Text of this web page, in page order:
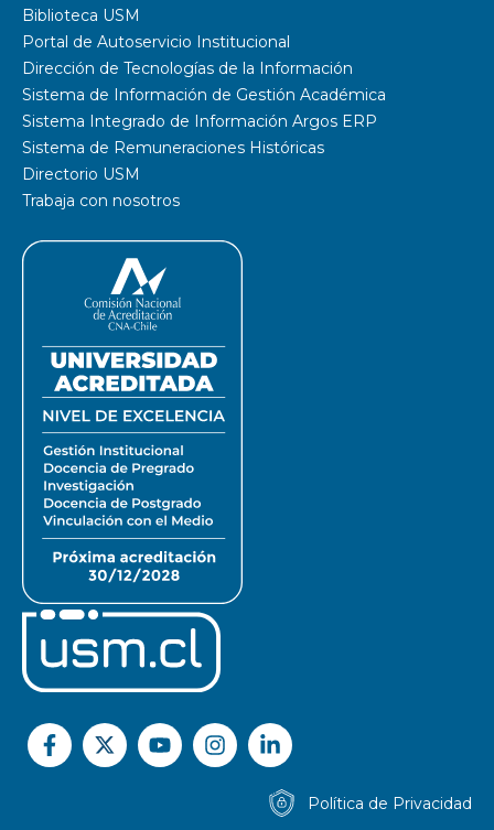
Biblioteca USM
Portal de Autoservicio Institucional
Dirección de Tecnologías de la Información
Sistema de Información de Gestión Académica
Sistema Integrado de Información Argos ERP
Sistema de Remuneraciones Históricas
Directorio USM
Trabaja con nosotros
Política de Privacidad